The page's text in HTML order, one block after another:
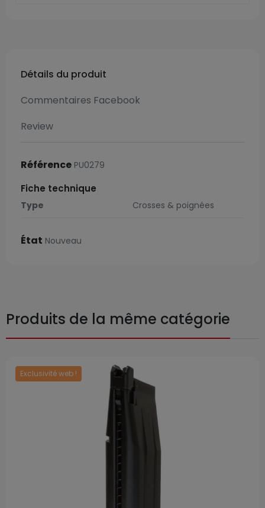
Détails du produit
Commentaires Facebook
Review
Référence PU0279
Fiche technique
Type Crosses & poignées
État Nouveau
Produits de la même catégorie
Exclusivité web !